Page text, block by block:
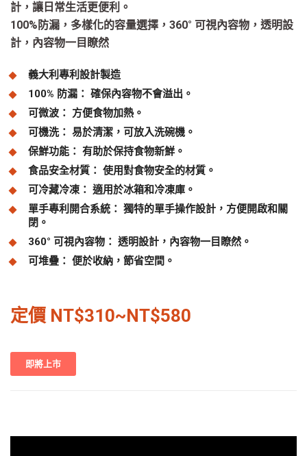
計，讓日常生活更便利。
100%防漏，多樣化的容量選擇，360° 可視內容物，透明設
計，內容物一目瞭然
義大利專利設計製造
100% 防漏： 確保內容物不會溢出。
可微波： 方便食物加熱。
可機洗： 易於清潔，可放入洗碗機。
保鮮功能： 有助於保持食物新鮮。
食品安全材質： 使用對食物安全的材質。
可冷藏冷凍： 適用於冰箱和冷凍庫。
單手專利開合系統： 獨特的單手操作設計，方便開啟和關
閉。
360° 可視內容物： 透明設計，內容物一目瞭然。
可堆疊： 便於收納，節省空間。
定價 NT$310~NT$580
即將上市